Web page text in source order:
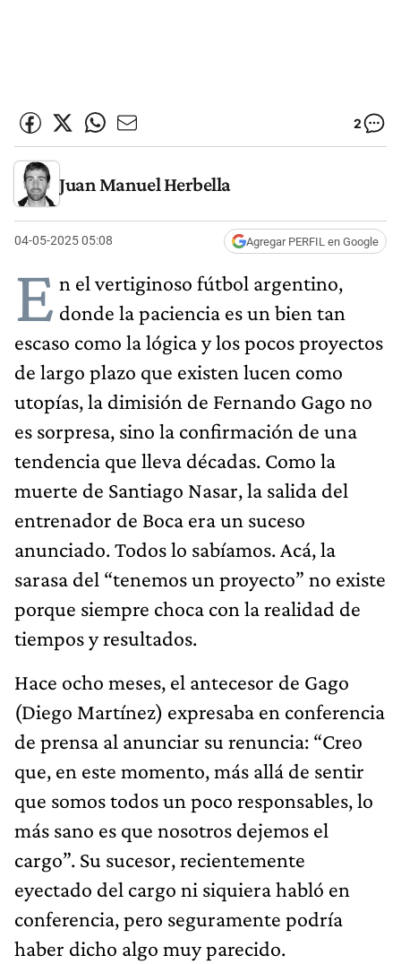
2
Juan Manuel Herbella
04-05-2025 05:08 Agregar PERFIL en Google
E n el vertiginoso fútbol argentino,
donde la paciencia es un bien tan
escaso como la lógica y los pocos proyectos
de largo plazo que existen lucen como
utopías, la dimisión de Fernando Gago no
es sorpresa, sino la confirmación de una
tendencia que lleva décadas.​ Como la
muerte de Santiago Nasar, la salida del
entrenador de Boca era un suceso
anunciado. Todos lo sabíamos. Acá, la
sarasa del “tenemos un proyecto” no existe
porque siempre choca con la realidad de
tiempos y resultados.
Hace ocho meses, el antecesor de Gago
(Diego Martínez) expresaba en conferencia
de prensa al anunciar su renuncia: “Creo
que, en este momento, más allá de sentir
que somos todos un poco responsables, lo
más sano es que nosotros dejemos el
cargo”. Su sucesor, recientemente
eyectado del cargo ni siquiera habló en
conferencia, pero seguramente podría
haber dicho algo muy parecido.